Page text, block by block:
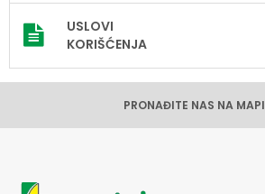
USLOVI
KORIŠĆENJA
PRONAĐITE NAS NA MAPI